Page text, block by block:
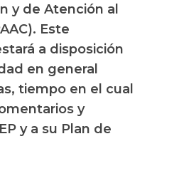
y de Atención al
Este
a disposición
en general
tiempo en el cual
y
y a su Plan de